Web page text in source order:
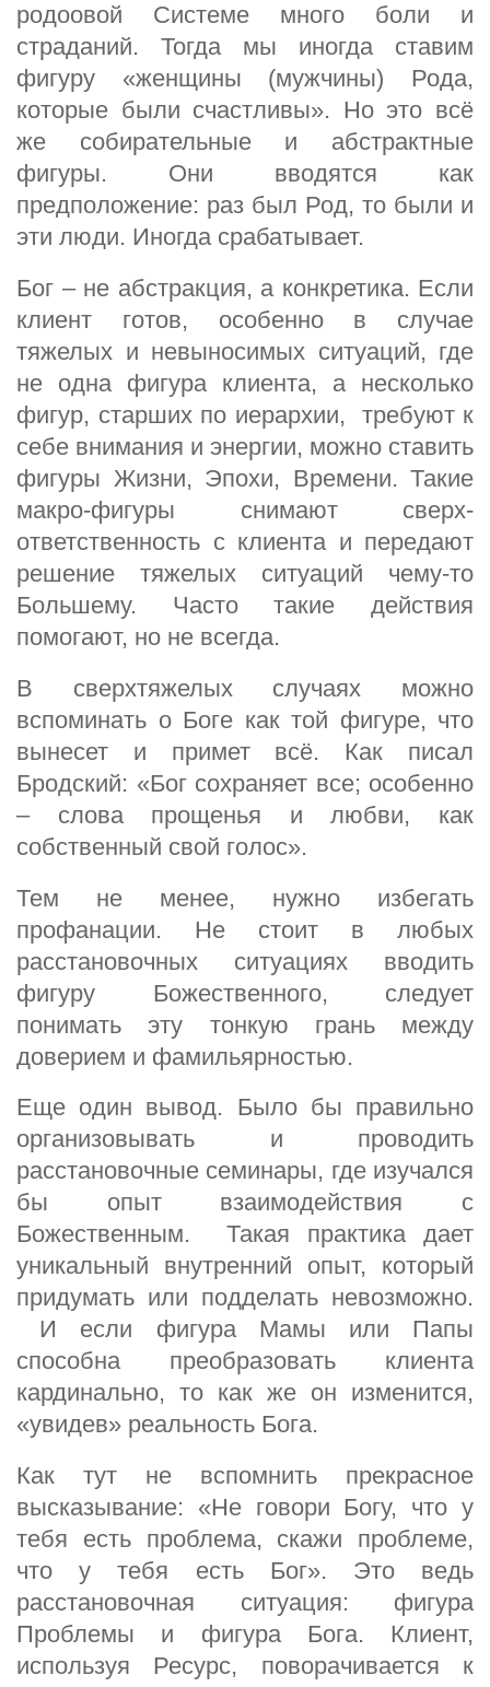
родоовой Системе много боли и
страданий. Тогда мы иногда ставим
фигуру «женщины (мужчины) Рода,
которые были счастливы». Но это всё
же собирательные и абстрактные
фигуры. Они вводятся как
предположение: раз был Род, то были и
эти люди. Иногда срабатывает.
Бог – не абстракция, а конкретика. Если
клиент готов, особенно в случае
тяжелых и невыносимых ситуаций, где
не одна фигура клиента, а несколько
фигур, старших по иерархии, требуют к
себе внимания и энергии, можно ставить
фигуры Жизни, Эпохи, Времени. Такие
макро-фигуры снимают сверх-
ответственность с клиента и передают
решение тяжелых ситуаций чему-то
Большему. Часто такие действия
помогают, но не всегда.
В сверхтяжелых случаях можно
вспоминать о Боге как той фигуре, что
вынесет и примет всё. Как писал
Бродский: «Бог сохраняет все; особенно
– слова прощенья и любви, как
собственный свой голос».
Тем не менее, нужно избегать
профанации. Не стоит в любых
расстановочных ситуациях вводить
фигуру Божественного, следует
понимать эту тонкую грань между
доверием и фамильярностью.
Еще один вывод. Было бы правильно
организовывать и проводить
расстановочные семинары, где изучался
бы опыт взаимодействия с
Божественным. Такая практика дает
уникальный внутренний опыт, который
придумать или подделать невозможно.
И если фигура Мамы или Папы
способна преобразовать клиента
кардинально, то как же он изменится,
«увидев» реальность Бога.
Как тут не вспомнить прекрасное
высказывание: «Не говори Богу, что у
тебя есть проблема, скажи проблеме,
что у тебя есть Бог». Это ведь
расстановочная ситуация: фигура
Проблемы и фигура Бога. Клиент,
используя Ресурс, поворачивается к